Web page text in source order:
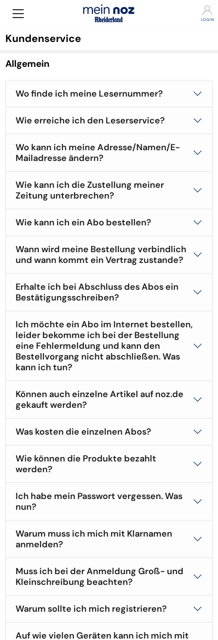
Kundenservice
Allgemein
Wo finde ich meine Lesernummer?
Wie erreiche ich den Leserservice?
Wo kann ich meine Adresse/Namen/E-
Mailadresse ändern?
Wie kann ich die Zustellung meiner
Zeitung unterbrechen?
Wie kann ich ein Abo bestellen?
Wann wird meine Bestellung verbindlich
und wann kommt ein Vertrag zustande?
Erhalte ich bei Abschluss des Abos ein
Bestätigungsschreiben?
Ich möchte ein Abo im Internet bestellen,
leider bekomme ich bei der Bestellung
eine Fehlermeldung und kann den
Bestellvorgang nicht abschließen. Was
kann ich tun?
Können auch einzelne Artikel auf noz.de
gekauft werden?
Was kosten die einzelnen Abos?
Wie können die Produkte bezahlt
werden?
Ich habe mein Passwort vergessen. Was
nun?
Warum muss ich mich mit Klarnamen
anmelden?
Muss ich bei der Anmeldung Groß- und
Kleinschreibung beachten?
Warum sollte ich mich registrieren?
Auf wie vielen Geräten kann ich mich mit